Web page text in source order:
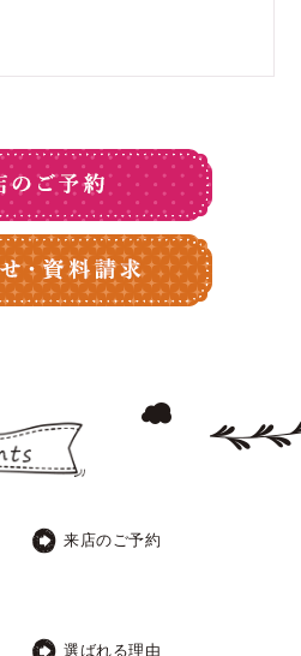
来店のご予約
選ばれる理由